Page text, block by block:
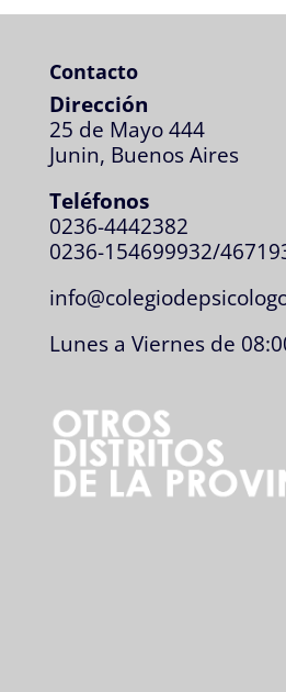
Contacto
Dirección
25 de Mayo 444
Junin, Buenos Aires
Teléfonos
0236-4442382
0236-154699932/
Lunes a Viernes de